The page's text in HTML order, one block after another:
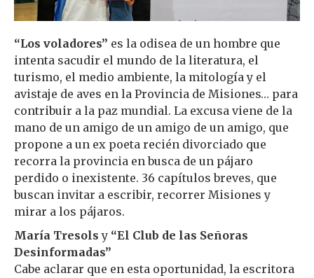
“Los voladores” es la odisea de un hombre que
intenta sacudir el mundo de la literatura, el
turismo, el medio ambiente, la mitología y el
avistaje de aves en la Provincia de Misiones… para
contribuir a la paz mundial. La excusa viene de la
mano de un amigo de un amigo de un amigo, que
propone a un ex poeta recién divorciado que
recorra la provincia en busca de un pájaro
perdido o inexistente. 36 capítulos breves, que
buscan invitar a escribir, recorrer Misiones y
mirar a los pájaros.
María Tresols y “El Club de las Señoras
Desinformadas”
Cabe aclarar que en esta oportunidad, la escritora